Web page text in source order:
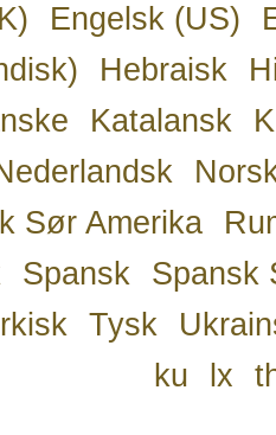
Engelsk (US)
Hebraisk
Katalansk
Sør Amerika
Spansk
Spansk
Tysk
ku
lx